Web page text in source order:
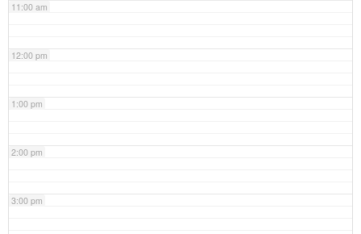
11:00 am
12:00 pm
1:00 pm
2:00 pm
3:00 pm